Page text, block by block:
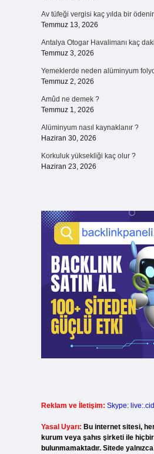
Av tüfeği vergisi kaç yılda bir
Temmuz 13, 2026
Antalya Otogar Havalimanı kaç
Temmuz 3, 2026
Yemeklerde neden alüminyum
Temmuz 2, 2026
Amûd ne demek ?
Temmuz 1, 2026
Alüminyum nasıl kaynaklanır ?
Haziran 30, 2026
Korkuluk yüksekliği kaç olur ?
Haziran 23, 2026
Reklam ve İletişim: Skype:
Yasal Uyarı: Bu internet sitesi,
kurum veya şahıs şirketi ile hiçbir
bulunmamaktadır. Sitede yalnızca